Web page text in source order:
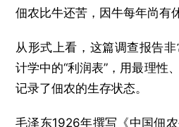
佃农比牛还苦，因牛每年尚有
从形式上看，这篇调查报告
计学中的“利润表”，用最理性
记录了佃农的生存状态。
毛泽东1926年撰写《中国佃